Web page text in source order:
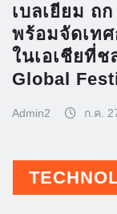
เบลเยียม ถ
พร้อมจัดเท
ในเอเชียที่
Global
Admin2 ก.ค.